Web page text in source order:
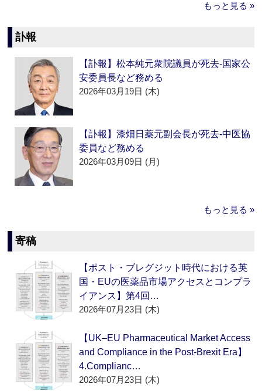
もっと見る »
訃報
【訃報】松本純元衆院議員が死去‐国家公
安委員長など務める
2026年03月19日 (木)
【訃報】漆畑日薬元副会長が死去‐中医協
委員など務める
2026年03月09日 (月)
もっと見る »
寄稿
【ポスト・ブレグジット時代における英
国・EUの医薬品市場アクセスとコンプラ
イアンス】第4回…
2026年07月23日 (木)
【UK–EU Pharmaceutical Market Access
and Compliance in the Post-Brexit Era】
4.Complianc…
2026年07月23日 (木)